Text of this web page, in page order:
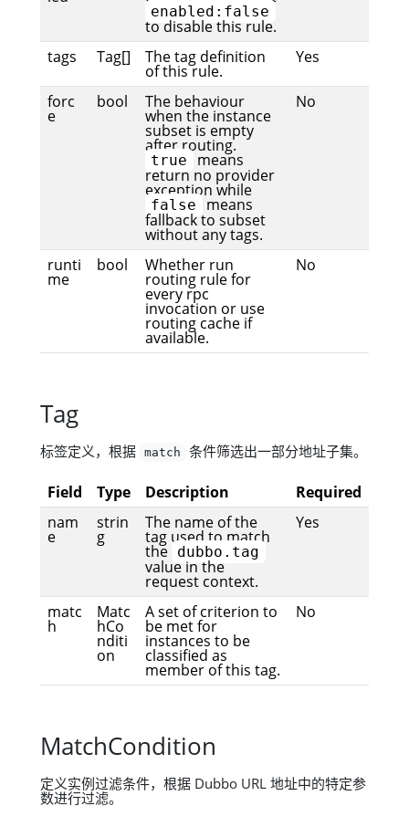
enabled:false
to disable this rule.
tags Tag[] The tag definition
of this rule.
Yes
forc
e
bool The behaviour
when the instance
subset is empty
after routing.
true means
return no provider
exception while
false means
fallback to subset
without any tags.
No
runti
me
bool Whether run
routing rule for
every rpc
invocation or use
routing cache if
available.
No
Tag
标签定义，根据 match 条件筛选出一部分地址子集。
Field Type Description
Required
nam
e
strin
g
The name of the
tag used to match
the dubbo.tag
value in the
request context.
Yes
matc
h
Matc
hCo
nditi
on
A set of criterion to
be met for
instances to be
classified as
member of this tag.
No
MatchCondition
定义实例过滤条件，根据 Dubbo URL 地址中的特定参
数进行过滤。